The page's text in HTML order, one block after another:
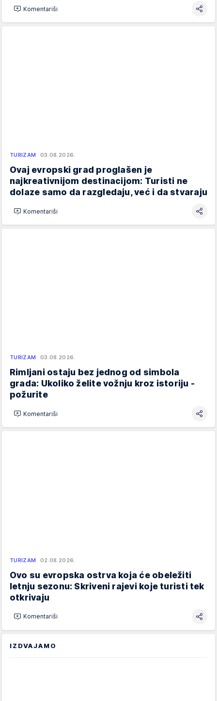
Komentariši
TURIZAM 03.08.2026.
Ovaj evropski grad proglašen je
najkreativnijom destinacijom: Turisti ne
dolaze samo da razgledaju, već i da stvaraju
Komentariši
TURIZAM 03.08.2026.
Rimljani ostaju bez jednog od simbola
grada: Ukoliko želite vožnju kroz istoriju -
požurite
Komentariši
TURIZAM 02.08.2026.
Ovo su evropska ostrva koja će obeležiti
letnju sezonu: Skriveni rajevi koje turisti tek
otkrivaju
Komentariši
IZDVAJAMO